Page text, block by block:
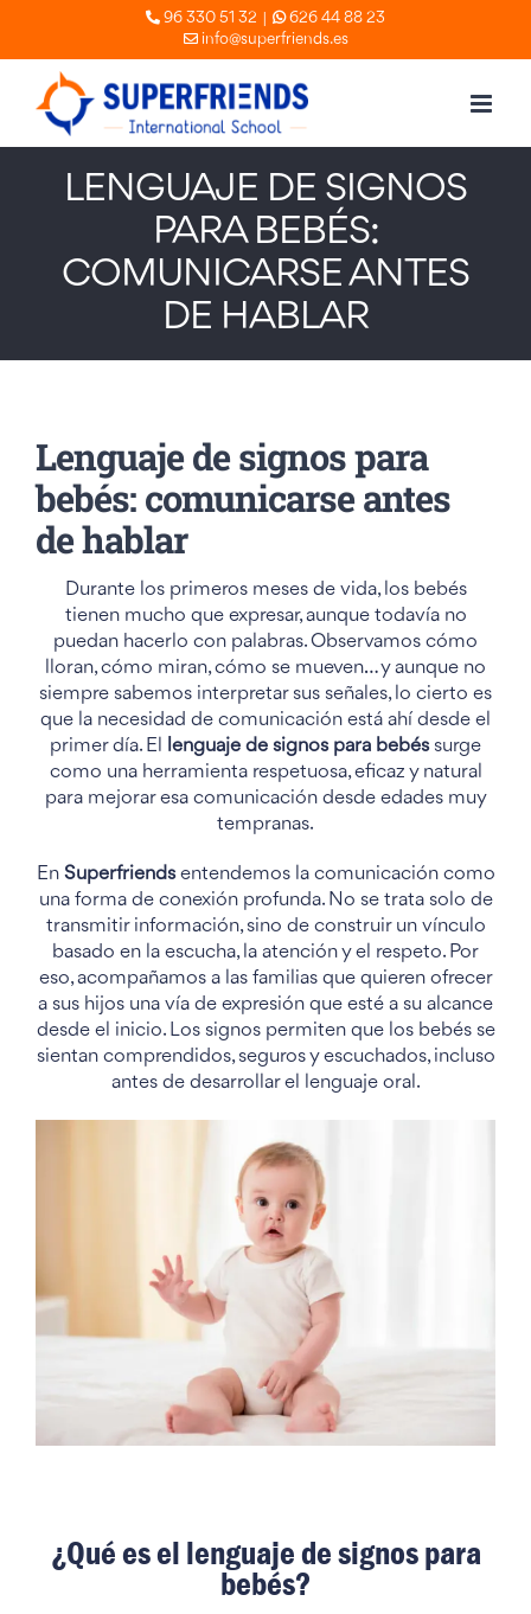
to
content
96 330 51 32 |
626 44 88 23
info@superfriends.es
LENGUAJE DE SIGNOS
PARA BEBÉS:
COMUNICARSE ANTES
DE HABLAR
Lenguaje de signos para
bebés: comunicarse antes
de hablar
Durante los primeros meses de vida, los bebés
tienen mucho que expresar, aunque todavía no
puedan hacerlo con palabras. Observamos cómo
lloran, cómo miran, cómo se mueven… y aunque no
siempre sabemos interpretar sus señales, lo cierto es
que la necesidad de comunicación está ahí desde el
primer día. El lenguaje de signos para bebéssurge
como una herramienta respetuosa, eficaz y natural
para mejorar esa comunicación desde edades muy
tempranas.
En Superfriendsentendemos la comunicación como
una forma de conexión profunda. No se trata solo de
transmitir información, sino de construir un vínculo
basado en la escucha, la atención y el respeto. Por
eso, acompañamos a las familias que quieren ofrecer
a sus hijos una vía de expresión que esté a su alcance
desde el inicio. Los signos permiten que los bebés se
sientan comprendidos, seguros y escuchados, incluso
antes de desarrollar el lenguaje oral.
¿Qué es el lenguaje de signos para
bebés?